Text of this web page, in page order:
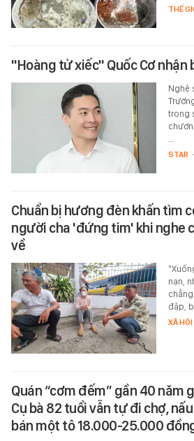
THẾ
"Hoàng tử xiếc" Quốc Cơ nhận
Nghệ
trong
…
STAR
Chuẩn bị hương đèn khấn tìm
người cha 'đứng tim' khi nghe
về
nạn,
đập,
XÃ HỘI
Quán “cơm đếm” gần 40 năm
Cụ bà 82 tuổi vẫn tự đi chợ,
bán một tô 18.000-25.000